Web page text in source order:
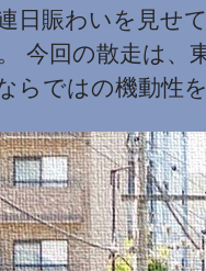
日賑わいを見せ
今回の散走は
らではの機動性